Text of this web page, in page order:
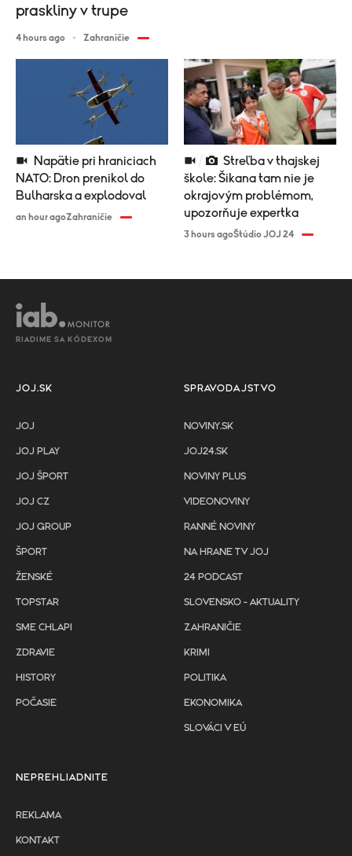
NATO: Dron prenikol do
Bulharska a explodoval
an hour agoZahraničie
škole: Šikana tam nie je
okrajovým problémom,
upozorňuje expertka
3 hours agoŠtúdio JOJ 24
praskliny v trupe
4 hours ago Zahraničie
RIADIME SA KÓDEXOM
JOJ.SK
JOJ
JOJ PLAY
JOJ ŠPORT
JOJ CZ
JOJ GROUP
ŠPORT
ŽENSKÉ
TOPSTAR
SME CHLAPI
ZDRAVIE
HISTORY
POČASIE
SPRAVODAJSTVO
NOVINY.SK
JOJ24.SK
NOVINY PLUS
VIDEONOVINY
RANNÉ NOVINY
NA HRANE TV JOJ
24 PODCAST
SLOVENSKO - AKTUALITY
ZAHRANIČIE
KRIMI
POLITIKA
EKONOMIKA
SLOVÁCI V EÚ
NEPREHLIADNITE
REKLAMA
KONTAKT